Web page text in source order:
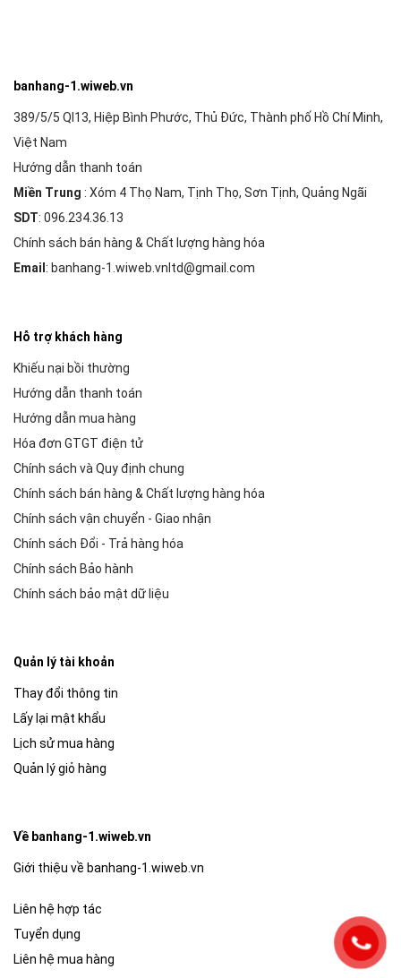
banhang-1.wiweb.vn
389/5/5 Ql13, Hiệp Bình Phước, Thủ Đức, Thành phố Hồ Chí Minh,
Việt Nam
Hướng dẫn thanh toán
Miền Trung : Xóm 4 Thọ Nam, Tịnh Thọ, Sơn Tịnh, Quảng Ngãi
SDT: 096.234.36.13
Chính sách bán hàng & Chất lượng hàng hóa
Email : banhang-1.wiweb.vnltd@gmail.com
Hỗ trợ khách hàng
Khiếu nại bồi thường
Hướng dẫn thanh toán
Hướng dẫn mua hàng
Hóa đơn GTGT điện tử
Chính sách và Quy định chung
Chính sách bán hàng & Chất lượng hàng hóa
Chính sách vận chuyển - Giao nhận
Chính sách Đổi - Trả hàng hóa
Chính sách Bảo hành
Chính sách bảo mật dữ liệu
Quản lý tài khoản
Thay đổi thông tin
Lấy lại mật khẩu
Lịch sử mua hàng
Quản lý giỏ hàng
Về banhang-1.wiweb.vn
Giới thiệu về banhang-1.wiweb.vn
Liên hệ hợp tác
Tuyển dụng
Liên hệ mua hàng